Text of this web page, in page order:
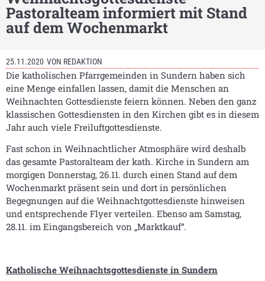
Pastoralteam informiert mit Stand
auf dem Wochenmarkt
25.11.2020 VON REDAKTION
Die katholischen Pfarrgemeinden in Sundern haben sich
eine Menge einfallen lassen, damit die Menschen an
Weihnachten Gottesdienste feiern können. Neben den ganz
klassischen Gottesdiensten in den Kirchen gibt es in diesem
Jahr auch viele Freiluftgottesdienste.
Fast schon in Weihnachtlicher Atmosphäre wird deshalb
das gesamte Pastoralteam der kath. Kirche in Sundern am
morgigen Donnerstag, 26.11. durch einen Stand auf dem
Wochenmarkt präsent sein und dort in persönlichen
Begegnungen auf die Weihnachtgottesdienste hinweisen
und entsprechende Flyer verteilen. Ebenso am Samstag,
28.11. im Eingangsbereich von „Marktkauf“.
Katholische Weihnachtsgottesdienste in Sundern